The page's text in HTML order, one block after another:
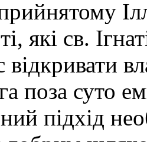
які св.
відкривати
поза суто
підхід